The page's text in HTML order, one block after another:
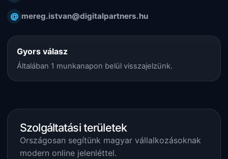
@ mereg.istvan@digitalpartners.hu
Gyors válasz
Általában 1 munkanapon belül visszajelzünk.
Szolgáltatási területek
Országosan segítünk magyar vállalkozásoknak
modern online jelenléttel.